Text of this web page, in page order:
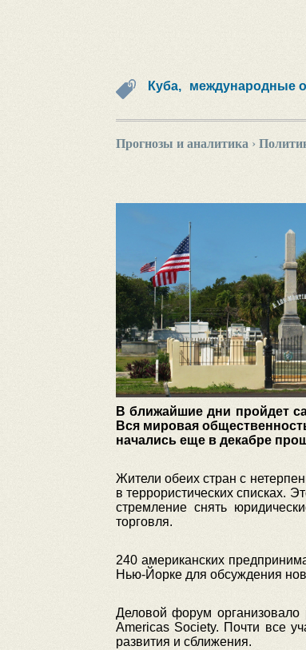
Куба, международные
Прогнозы и аналитика ›
В ближайшие дни пройдет
Вся мировая
начались еще в декабре
Жители обеих стран с
в террористических списках.
стремление снять
торговля.
240 американских
Нью-Йорке для обсуждения
Деловой форум организовало
Americas Society. Почти все
развития и сближения.